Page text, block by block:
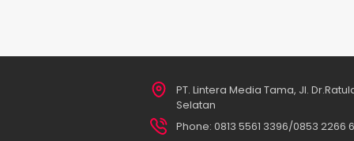
PT. Lintera Media Tama, Jl.
Selatan
Phone: 0813 5561 3396/0853 2266